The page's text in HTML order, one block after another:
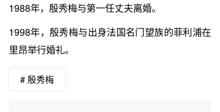
1988年，殷秀梅与第一任丈夫离婚。
1998年，殷秀梅与出身法国名门望族的菲利浦在
里昂举行婚礼。
# 殷秀梅